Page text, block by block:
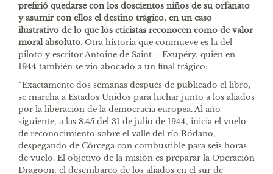
prefirió quedarse con los doscientos niños de su orfanato
y asumir con ellos el destino trágico, en un caso
ilustrativo de lo que los eticistas reconocen como de valor
moral absoluto. Otra historia que conmueve es la del
piloto y escritor Antoine de Saint – Exupéry, quien en
1944 también se vio abocado a un final trágico:
“Exactamente dos semanas después de publicado el libro,
se marcha a Estados Unidos para luchar junto a los aliados
por la liberación de la democracia europea. Al año
siguiente, a las 8.45 del 31 de julio de 1944, inicia el vuelo
de reconocimiento sobre el valle del río Ródano,
despegando de Córcega con combustible para seis horas
de vuelo. El objetivo de la misión es preparar la Operación
Dragoon, el desembarco de los aliados en el sur de